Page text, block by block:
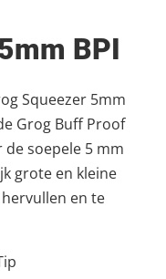
BPI
Squeezer 5mm
Grog Buff Proof
soepele 5 mm
grote en kleine
en te